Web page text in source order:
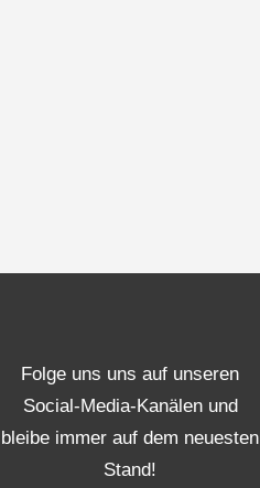
Folge uns uns auf unseren
Social-Media-Kanälen und
bleibe immer auf dem neuesten
Stand!